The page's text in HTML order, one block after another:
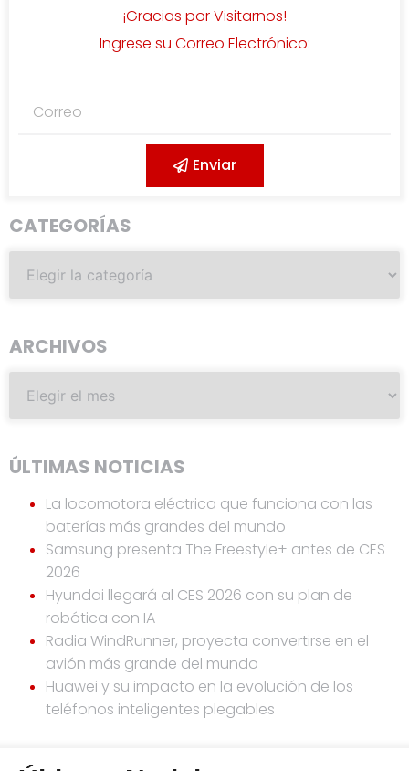
¡Gracias por Visitarnos!
Ingrese su Correo Electrónico:
Enviar
CATEGORÍAS
ARCHIVOS
ÚLTIMAS NOTICIAS
La locomotora eléctrica que funciona con las
baterías más grandes del mundo
Samsung presenta The Freestyle+ antes de CES
2026
Hyundai llegará al CES 2026 con su plan de
robótica con IA
Radia WindRunner, proyecta convertirse en el
avión más grande del mundo
Huawei y su impacto en la evolución de los
teléfonos inteligentes plegables